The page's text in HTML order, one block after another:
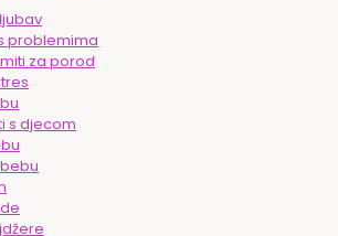
problemima
za porod
s djecom